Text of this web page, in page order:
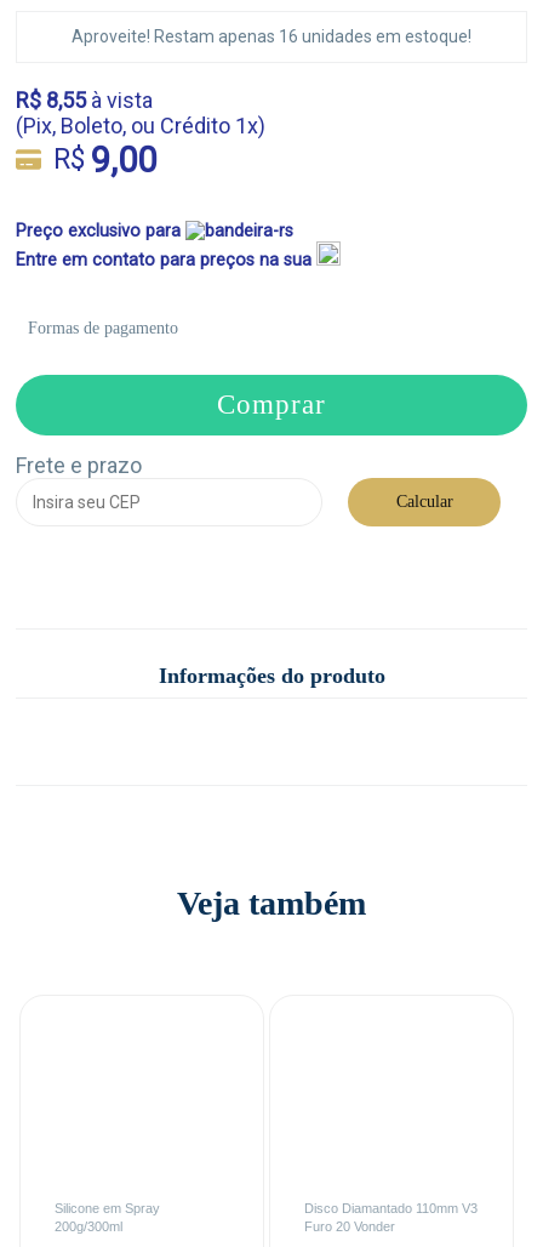
Aproveite! Restam apenas 16 unidades em estoque!
R$ 8,55 à vista
(Pix, Boleto, ou Crédito 1x)
R$ 9,00
Preço exclusivo para
Entre em contato para preços na sua
Formas de pagamento
Comprar
Frete e prazo
Calcular
Informações do produto
Veja também
Silicone em Spray
200g/300ml
Disco Diamantado 110mm V3
Furo 20 Vonder